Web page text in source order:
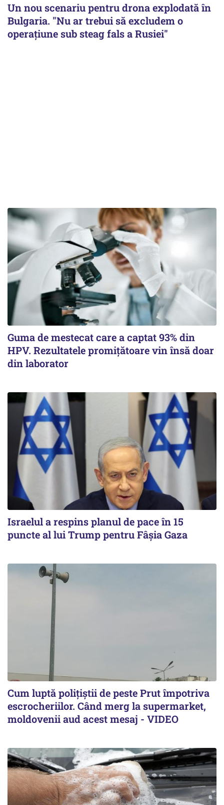
Un nou scenariu pentru drona explodată în
Bulgaria. "Nu ar trebui să excludem o
operațiune sub steag fals a Rusiei"
Guma de mestecat care a captat 93% din
HPV. Rezultatele promițătoare vin însă doar
din laborator
Israelul a respins planul de pace în 15
puncte al lui Trump pentru Fâșia Gaza
Cum luptă polițiștii de peste Prut împotriva
escrocheriilor. Când merg la supermarket,
moldovenii aud acest mesaj - VIDEO